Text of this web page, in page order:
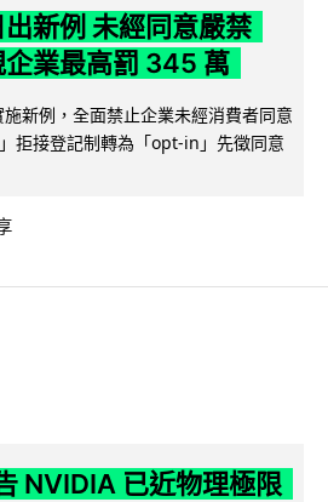
新例 未經同意嚴禁
業最高罰 345 萬
新例，全面禁止企業未經消費者同意
拒接登記制轉為「opt-in」先徵同意
NVIDIA 已近物理極限